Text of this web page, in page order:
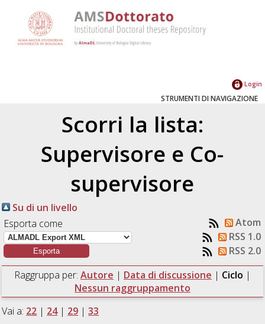
Login
STRUMENTI DI NAVIGAZIONE
Scorri la lista:
Supervisore e Co-
supervisore
Su di un livello
Esporta come
Atom
RSS 1.0
RSS 2.0
Raggruppa per: Autore | Data di discussione | Ciclo |
Nessun raggruppamento
Vai a: 22 | 24| 29 |33